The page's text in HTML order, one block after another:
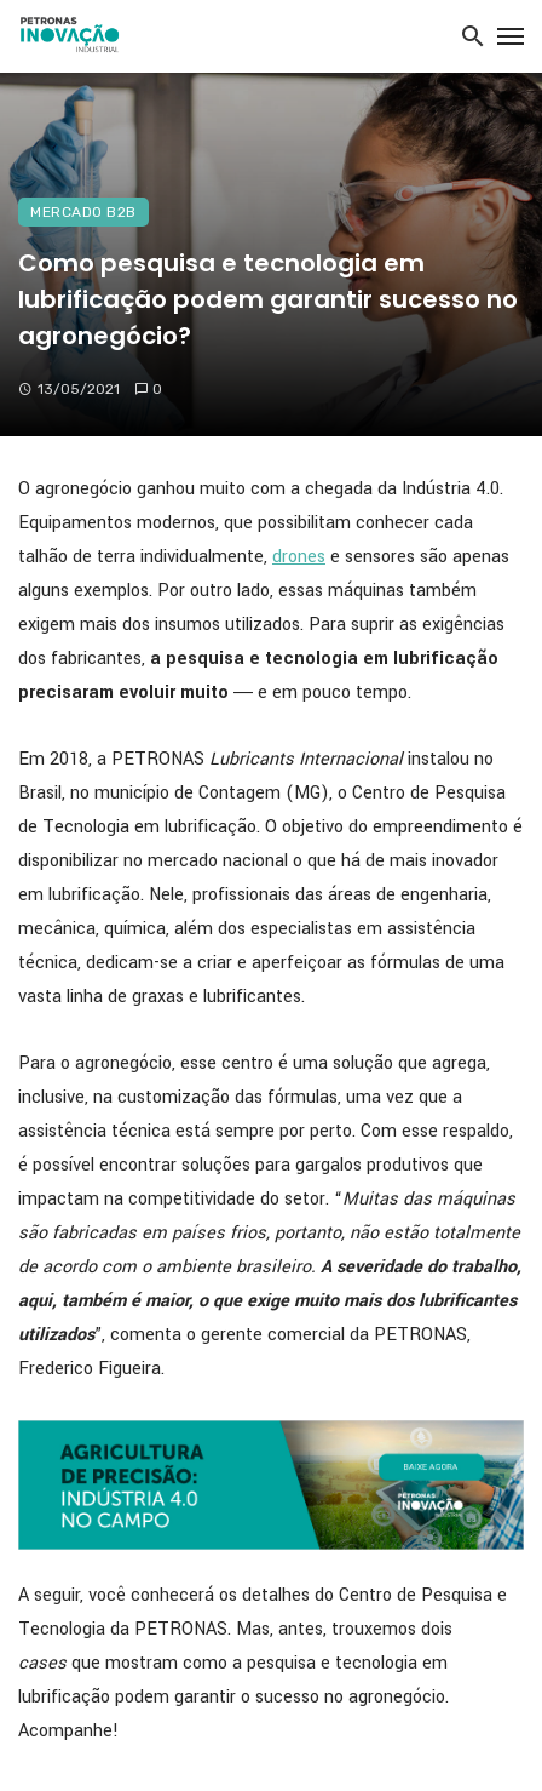
MERCADO B2B
Como pesquisa e tecnologia em
lubrificação podem garantir sucesso no
agronegócio?
13/05/2021 0
O agronegócio ganhou muito com a chegada da Indústria 4.0.
Equipamentos modernos, que possibilitam conhecer cada
talhão de terra individualmente,drones e sensores são apenas
alguns exemplos. Por outro lado, essas máquinas também
exigem mais dos insumos utilizados. Para suprir as exigências
dos fabricantes, a pesquisa e tecnologia em lubrificação
precisaram evoluir muito ― e em pouco tempo.
Em 2018, a PETRONAS Lubricants Internacionalinstalou no
Brasil, no município de Contagem (MG), o Centro de Pesquisa
de Tecnologia em lubrificação. O objetivo do empreendimento é
disponibilizar no mercado nacional o que há de mais inovador
em lubrificação. Nele, profissionais das áreas de engenharia,
mecânica, química, além dos especialistas em assistência
técnica, dedicam-se a criar e aperfeiçoar as fórmulas de uma
vasta linha de graxas e lubrificantes.
Para o agronegócio, esse centro é uma solução que agrega,
inclusive, na customização das fórmulas, uma vez que a
assistência técnica está sempre por perto. Com esse respaldo,
é possível encontrar soluções para gargalos produtivos que
impactam na competitividade do setor. “Muitas das máquinas
são fabricadas em países frios, portanto, não estão totalmente
de acordo com o ambiente brasileiro. A severidade do trabalho,
aqui, também é maior, o que exige muito mais dos lubrificantes
utilizados”, comenta o gerente comercial da PETRONAS,
Frederico Figueira.
A seguir, você conhecerá os detalhes do Centro de Pesquisa e
Tecnologia da PETRONAS. Mas, antes, trouxemos dois
casesque mostram como a pesquisa e tecnologia em
lubrificação podem garantir o sucesso no agronegócio.
Acompanhe!